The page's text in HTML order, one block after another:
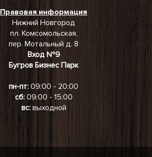
Правовая информация
Нижний Новгород
пл. Комсомольская,
пер. Мотальный д. 8
Вход №9
Бугров Бизнес Парк
пн-пт: 09:00 - 20:00
сб:09:00 - 15:00
вс:выходной